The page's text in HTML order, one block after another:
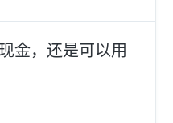
金，还是可以用